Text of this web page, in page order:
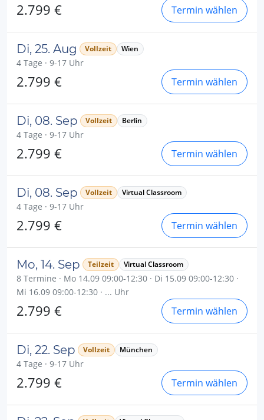
2.799 € Termin wählen
Di, 25. Aug Vollzeit Wien
4 Tage · 9-17 Uhr
2.799 € Termin wählen
Di, 08. Sep Vollzeit Berlin
4 Tage · 9-17 Uhr
2.799 € Termin wählen
Di, 08. Sep Vollzeit Virtual Classroom
4 Tage · 9-17 Uhr
2.799 € Termin wählen
Mo, 14. Sep Teilzeit Virtual Classroom
8 Termine · Mo 14.09 09:00-12:30 · Di 15.09 09:00-12:30 ·
Mi 16.09 09:00-12:30 · ... Uhr
2.799 € Termin wählen
Di, 22. Sep Vollzeit München
4 Tage · 9-17 Uhr
2.799 € Termin wählen